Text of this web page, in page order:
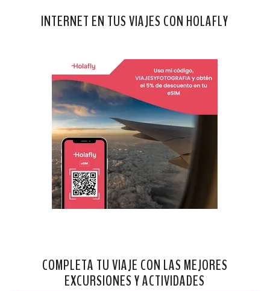
INTERNET EN TUS VIAJES CON HOLAFLY
COMPLETA TU VIAJE CON LAS MEJORES
EXCURSIONES Y ACTIVIDADES